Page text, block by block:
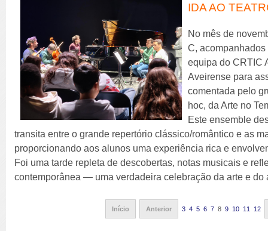
IDA AO
No mês de
C,
equipa do CRTIC
Aveirense para
comentada pelo
hoc, da Arte no
Este ensemble
transita entre o grande repertório clássico/romântico e as
proporcionando aos alunos uma experiência rica e
Foi uma tarde repleta de descobertas, notas musicais e
contemporânea — uma verdadeira celebração da arte e do
Início Anterior 3 4 5 6 7 8 9 10 11 12